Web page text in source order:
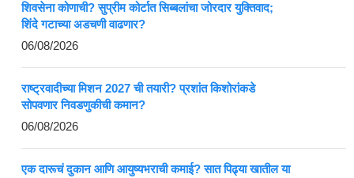
शिवसेना कोणाची? सुप्रीम कोर्टात सिब्बलांचा जोरदार युक्तिवाद;
शिंदे गटाच्या अडचणी वाढणार?
06/08/2026
राष्ट्रवादीच्या मिशन 2027 ची तयारी? प्रशांत किशोरांकडे
सोपवणार निवडणुकीची कमान?
06/08/2026
एक दारूचं दुकान आणि आयुष्यभराची कमाई? सात पिढ्या खातील या